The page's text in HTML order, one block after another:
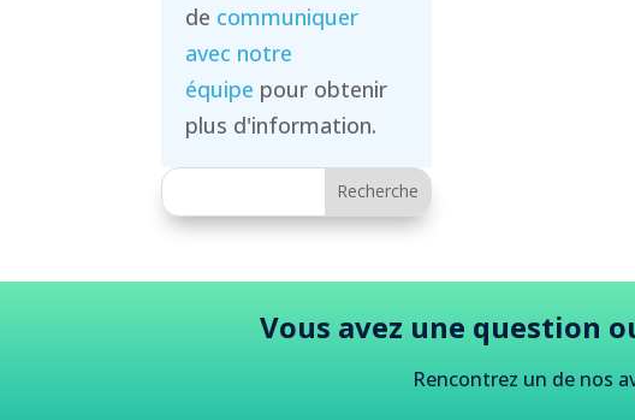
de communiquer
avec notre
équipe pour obtenir
plus d'information.
Vous avez une question
Rencontrez un de nos